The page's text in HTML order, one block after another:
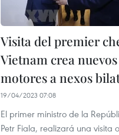
Visita del premier
Vietnam crea nuevos
motores a nexos
19/04/2023 07:08
El primer ministro de la
Petr Fiala, realizará una visita